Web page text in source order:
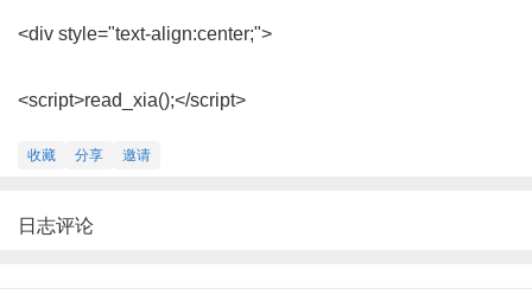
<div style="text-align:center;">
<script>read_xia();</script>
收藏 分享 邀请
日志评论